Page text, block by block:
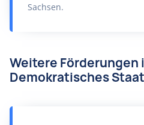
Sachsen.
Weitere Förderungen
Demokratisches